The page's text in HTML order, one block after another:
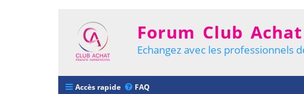
Forum Club
Echangez avec les professionnels
Accès rapide FAQ